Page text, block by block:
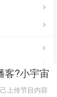
客?小宇宙
上传节目内容